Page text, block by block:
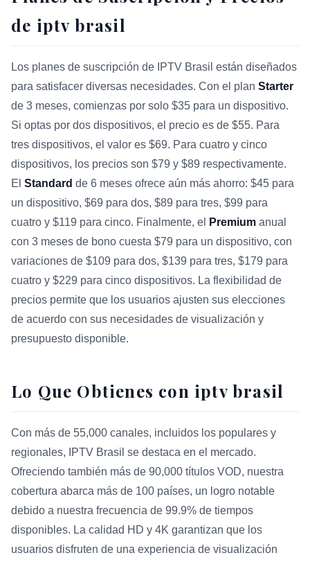
de iptv brasil
Los planes de suscripción de IPTV Brasil están diseñados
para satisfacer diversas necesidades. Con el plan Starter
de 3 meses, comienzas por solo $35 para un dispositivo.
Si optas por dos dispositivos, el precio es de $55. Para
tres dispositivos, el valor es $69. Para cuatro y cinco
dispositivos, los precios son $79 y $89 respectivamente.
El Standard de 6 meses ofrece aún más ahorro: $45 para
un dispositivo, $69 para dos, $89 para tres, $99 para
cuatro y $119 para cinco. Finalmente, el
Premium anual
con 3 meses de bono cuesta $79 para un dispositivo, con
variaciones de $109 para dos, $139 para tres, $179 para
cuatro y $229 para cinco dispositivos. La flexibilidad de
precios permite que los usuarios ajusten sus elecciones
de acuerdo con sus necesidades de visualización y
presupuesto disponible.
Lo Que Obtienes con iptv brasil
Con más de 55,000 canales, incluidos los populares y
regionales, IPTV Brasil se destaca en el mercado.
Ofreciendo también más de 90,000 títulos VOD, nuestra
cobertura abarca más de 100 países, un logro notable
debido a nuestra frecuencia de 99.9% de tiempos
disponibles. La calidad HD y 4K garantizan que los
usuarios disfruten de una experiencia de visualización